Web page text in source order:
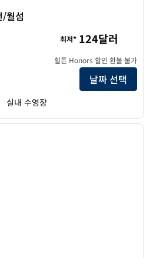
/월섬
호텔 정보 보기
최저* 124달러
힐튼 Honors 할인 환불 불가
날짜 선택
실내 수영장
1/12
다음